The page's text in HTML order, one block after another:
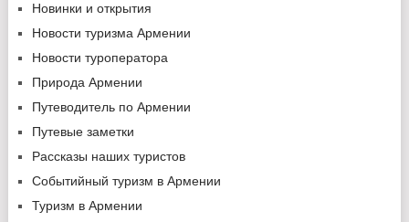
Новинки и открытия
Новости туризма Армении
Новости туроператора
Природа Армении
Путеводитель по Армении
Путевые заметки
Рассказы наших туристов
Событийный туризм в Армении
Туризм в Армении